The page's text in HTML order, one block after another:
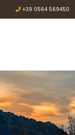
+39 0564 569450